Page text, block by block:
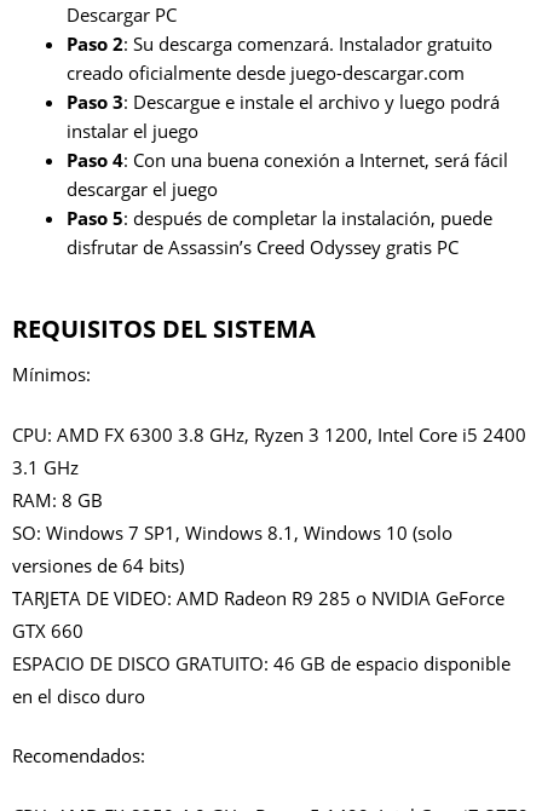
Descargar PC
Paso 2: Su descarga comenzará. Instalador gratuito
creado oficialmente desde juego-descargar.com
Paso 3: Descargue e instale el archivo y luego podrá
instalar el juego
Paso 4: Con una buena conexión a Internet, será fácil
descargar el juego
Paso 5: después de completar la instalación, puede
disfrutar de Assassin’s Creed Odyssey gratis PC
REQUISITOS DEL SISTEMA
Mínimos:
CPU: AMD FX 6300 3.8 GHz, Ryzen 3 1200, Intel Core i5 2400
3.1 GHz
RAM: 8 GB
SO: Windows 7 SP1, Windows 8.1, Windows 10 (solo
versiones de 64 bits)
TARJETA DE VIDEO: AMD Radeon R9 285 o NVIDIA GeForce
GTX 660
ESPACIO DE DISCO GRATUITO: 46 GB de espacio disponible
en el disco duro
Recomendados: